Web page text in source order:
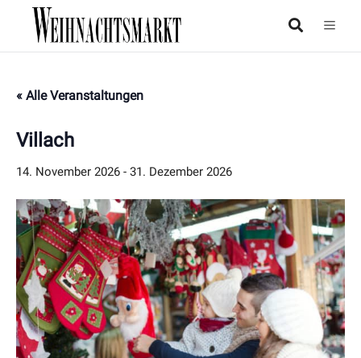
« Alle Veranstaltungen
Villach
14. November 2026 - 31. Dezember 2026